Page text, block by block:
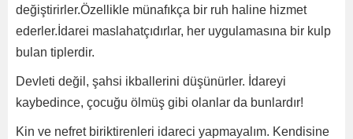
değiştirirler.Özellikle münafıkça bir ruh haline hizmet
ederler.İdarei maslahatçıdırlar, her uygulamasına bir kulp
bulan tiplerdir.
Devleti değil, şahsi ikballerini düşünürler. İdareyi
kaybedince, çocuğu ölmüş gibi olanlar da bunlardır!
Kin ve nefret biriktirenleri idareci yapmayalım. Kendisine